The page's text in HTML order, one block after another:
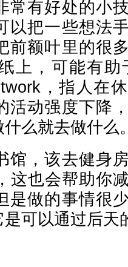
常有好处的小
以把一些想法
前额叶里的很
上，可能有助
，指人在
活动强度下降
么就去做什么
馆，该去健身
这也会帮助
是做的事情很
可以通过后天